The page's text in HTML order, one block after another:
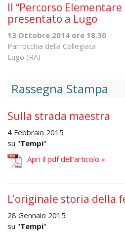
Il “Percorso
presentato a Lugo
13 Ottobre 2014 ore 18.30
Parrocchia della Collegiata
Lugo (RA)
Rassegna Stampa
Sulla strada maestra
4 Febbraio 2015
su "Tempi"
Apri il pdf dell'articolo »
L’originale storia della
28 Gennaio 2015
su "Tempi"